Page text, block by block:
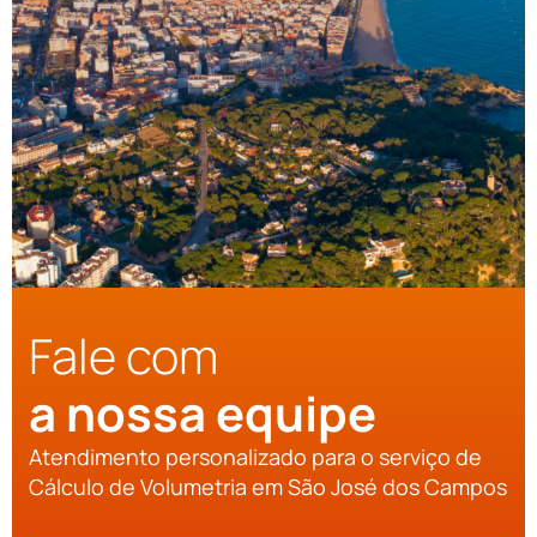
Fale com
a nossa equipe
Atendimento personalizado para o serviço de
Cálculo de Volumetria em São José dos Campos